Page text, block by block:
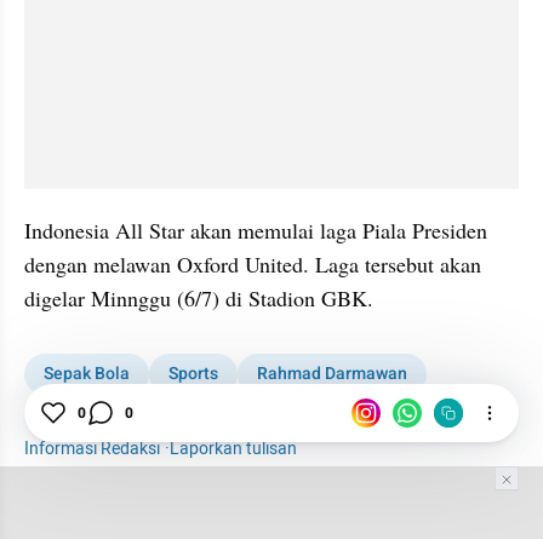
Indonesia All Star akan memulai laga Piala Presiden
dengan melawan Oxford United. Laga tersebut akan
digelar Minnggu (6/7) di Stadion GBK.
Sepak Bola Sports
Rahmad Darmawan
Piala Presiden
Informasi Redaksi·Laporkan tulisan
0 0